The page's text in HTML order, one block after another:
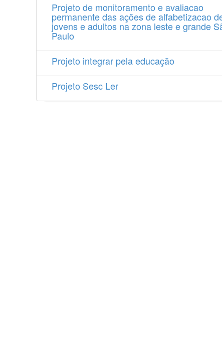
Projeto de monitoramento e avaliacao
permanente das ações de alfabetizacao
jovens e adultos na zona leste e grande
Paulo
Projeto integrar pela educação
Projeto Sesc Ler